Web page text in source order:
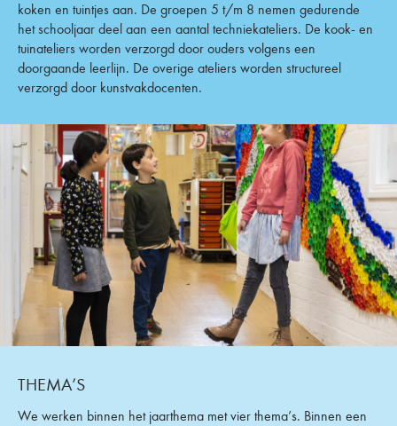
koken en tuintjes aan. De groepen 5 t/m 8 nemen gedurende
het schooljaar deel aan een aantal techniekateliers. De kook- en
tuinateliers worden verzorgd door ouders volgens een
doorgaande leerlijn. De overige ateliers worden structureel
verzorgd door kunstvakdocenten.
THEMA’S
We werken binnen het jaarthema met vier thema’s. Binnen een